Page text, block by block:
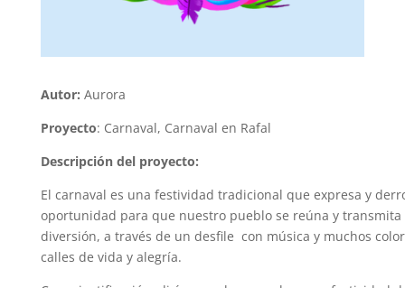
Autor: Aurora
Proyecto: Carnaval, Carnaval en Rafal
Descripción del proyecto:
El carnaval es una festividad tradicional que expresa y
oportunidad para que nuestro pueblo se reúna y transmita
diversión, a través de un desfile con música y muchos
calles de vida y alegría.